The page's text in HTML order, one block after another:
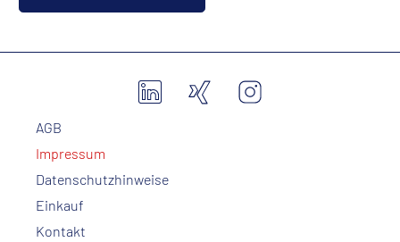
AGB
Impressum
Datenschutzhinweise
Einkauf
Kontakt